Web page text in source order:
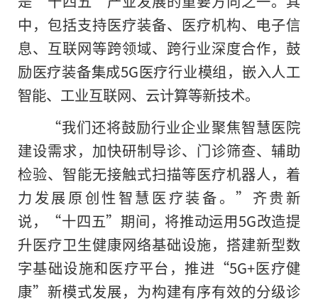
中，包括支持医疗装备、医疗机构、电子信
息、互联网等跨领域、跨行业深度合作，鼓
励医疗装备集成5G医疗行业模组，嵌入人工
智能、工业互联网、云计算等新技术。
“我们还将鼓励行业企业聚焦智慧医院
建设需求，加快研制导诊、门诊筛查、辅助
检验、智能无接触式扫描等医疗机器人，着
力发展原创性智慧医疗装备。”齐贵新
说，“十四五”期间，将推动运用5G改造提
升医疗卫生健康网络基础设施，搭建新型数
字基础设施和医疗平台，推进“5G+医疗健
康”新模式发展，为构建有序有效的分级诊